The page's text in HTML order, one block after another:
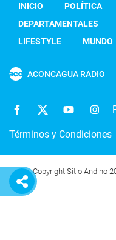
INICIO POLÍTICA
DEPARTAMENTALES
LIFESTYLE
MUNDO
ACONCAGUA RADIO
Términos y Condiciones
Copyright Sitio Andino